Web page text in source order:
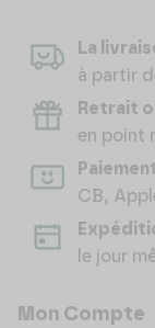
La
à partir
Retrait
en point
CB,
le jour
Mon Compte